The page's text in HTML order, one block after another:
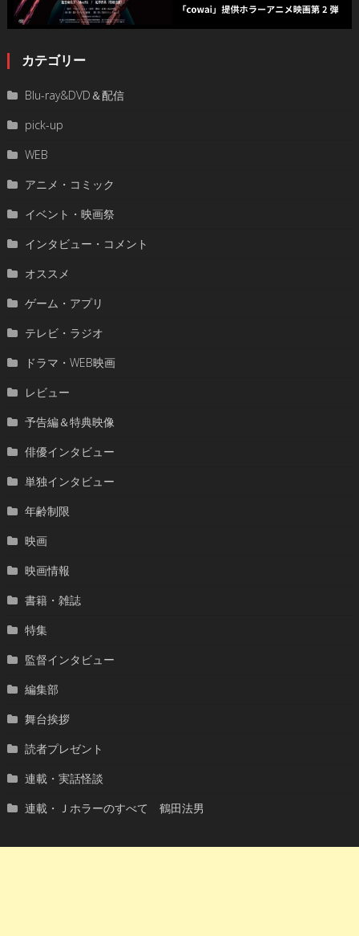
カテゴリー
Blu-ray&DVD＆配信
pick-up
WEB
アニメ・コミック
イベント・映画祭
インタビュー・コメント
オススメ
ゲーム・アプリ
テレビ・ラジオ
ドラマ・WEB映画
レビュー
予告編＆特典映像
俳優インタビュー
単独インタビュー
年齢制限
映画
映画情報
書籍・雑誌
特集
監督インタビュー
編集部
舞台挨拶
読者プレゼント
連載・実話怪談
連載・Ｊホラーのすべて 鶴田法男